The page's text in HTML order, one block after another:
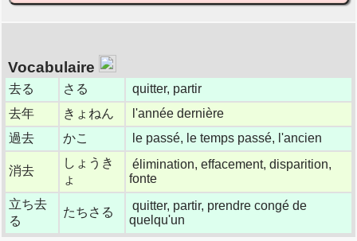
Vocabulaire
去る さる
quitter, partir
去年
きょねん
l'année dernière
過去
かこ le passé, le temps passé, l'ancien
消去
しょうき
ょ
élimination, effacement, disparition,
fonte
立ち去
る
たちさる
quitter, partir, prendre congé de
quelqu'un